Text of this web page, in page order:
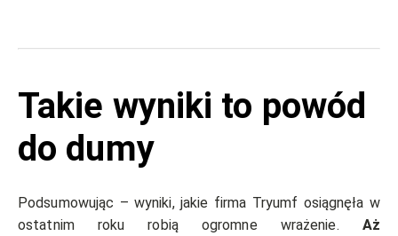
Takie wyniki to powód
do dumy
Podsumowując – wyniki, jakie firma Tryumf osiągnęła w
ostatnim roku robią ogromne wrażenie. Aż